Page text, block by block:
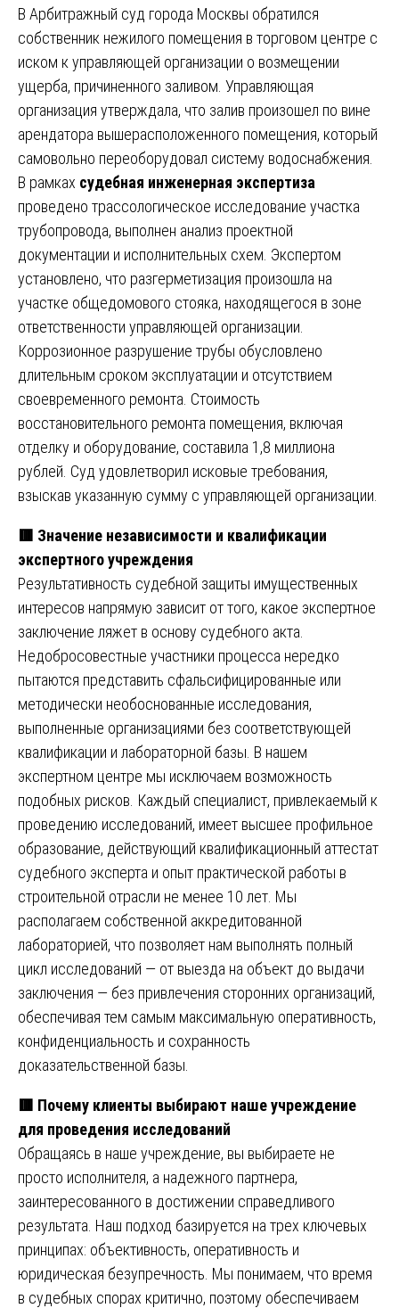
В Арбитражный суд города Москвы обратился
собственник нежилого помещения в торговом центре с
иском к управляющей организации о возмещении
ущерба, причиненного заливом. Управляющая
организация утверждала, что залив произошел по вине
арендатора вышерасположенного помещения, который
самовольно переоборудовал систему водоснабжения.
В рамках судебная инженерная экспертиза
проведено трассологическое исследование участка
трубопровода, выполнен анализ проектной
документации и исполнительных схем. Экспертом
установлено, что разгерметизация произошла на
участке общедомового стояка, находящегося в зоне
ответственности управляющей организации.
Коррозионное разрушение трубы обусловлено
длительным сроком эксплуатации и отсутствием
своевременного ремонта. Стоимость
восстановительного ремонта помещения, включая
отделку и оборудование, составила 1,8 миллиона
рублей. Суд удовлетворил исковые требования,
взыскав указанную сумму с управляющей организации.
🟥 Значение независимости и квалификации
экспертного учреждения
Результативность судебной защиты имущественных
интересов напрямую зависит от того, какое экспертное
заключение ляжет в основу судебного акта.
Недобросовестные участники процесса нередко
пытаются представить сфальсифицированные или
методически необоснованные исследования,
выполненные организациями без соответствующей
квалификации и лабораторной базы. В нашем
экспертном центре мы исключаем возможность
подобных рисков. Каждый специалист, привлекаемый к
проведению исследований, имеет высшее профильное
образование, действующий квалификационный аттестат
судебного эксперта и опыт практической работы в
строительной отрасли не менее 10 лет. Мы
располагаем собственной аккредитованной
лабораторией, что позволяет нам выполнять полный
цикл исследований — от выезда на объект до выдачи
заключения — без привлечения сторонних организаций,
обеспечивая тем самым максимальную оперативность,
конфиденциальность и сохранность
доказательственной базы.
🟥 Почему клиенты выбирают наше учреждение
для проведения исследований
Обращаясь в наше учреждение, вы выбираете не
просто исполнителя, а надежного партнера,
заинтересованного в достижении справедливого
результата. Наш подход базируется на трех ключевых
принципах: объективность, оперативность и
юридическая безупречность. Мы понимаем, что время
в судебных спорах критично, поэтому обеспечиваем